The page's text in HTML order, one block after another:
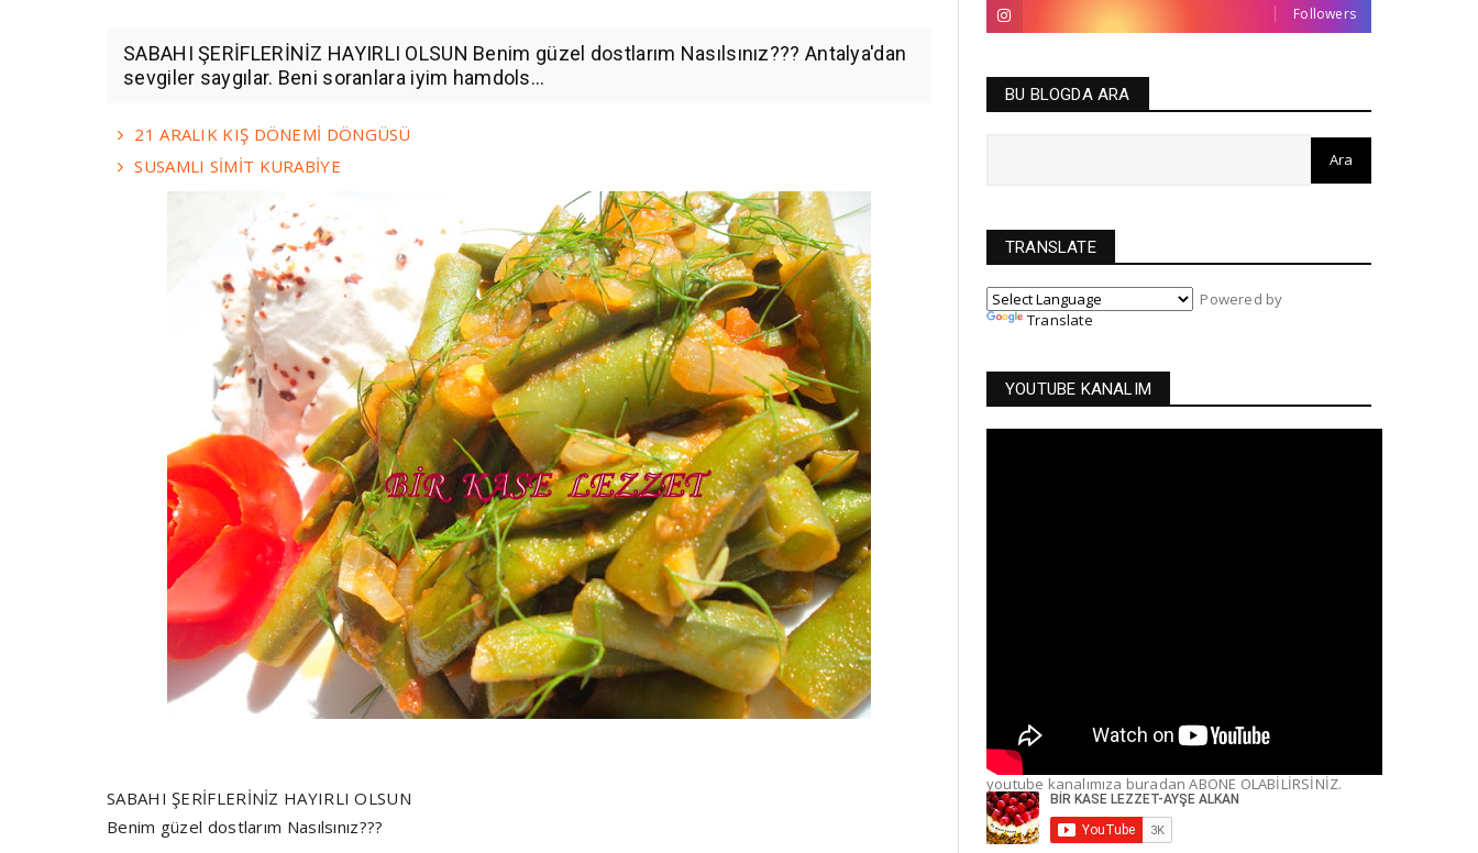
SABAHI ŞERİFLERİNİZ HAYIRLI OLSUN Benim güzel dostlarım Nasılsınız??? Antalya'dan
sevgiler saygılar. Beni soranlara iyim hamdols...
21 ARALIK KIŞ DÖNEMİ DÖNGÜSÜ
SUSAMLI SİMİT KURABİYE
SABAHI ŞERİFLERİNİZ HAYIRLI OLSUN
Benim güzel dostlarım Nasılsınız???
Followers
BU BLOGDA ARA
TRANSLATE
Powered by
Translate
YOUTUBE KANALIM
youtube kanalımıza buradan ABONE OLABİLİRSİNİZ.